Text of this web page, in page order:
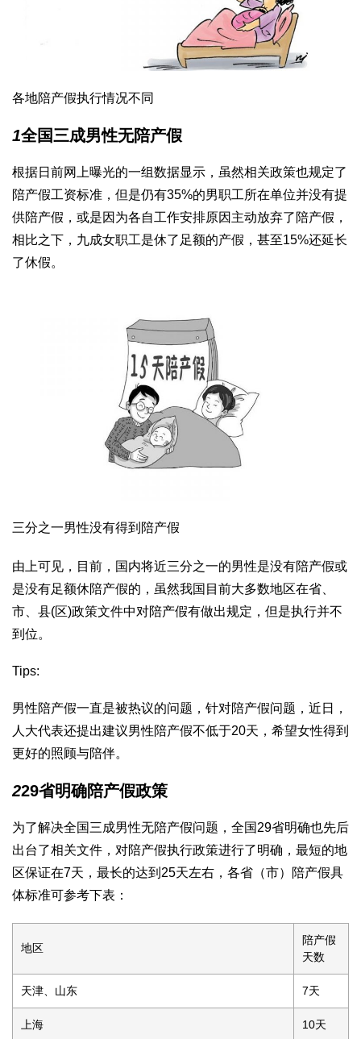
各地陪产假执行情况不同
1全国三成男性无陪产假
根据日前网上曝光的一组数据显示，虽然相关政策也规定了
陪产假工资标准，但是仍有35%的男职工所在单位并没有提
供陪产假，或是因为各自工作安排原因主动放弃了陪产假，
相比之下，九成女职工是休了足额的产假，甚至15%还延长
了休假。
三分之一男性没有得到陪产假
由上可见，目前，国内将近三分之一的男性是没有陪产假或
是没有足额休陪产假的，虽然我国目前大多数地区在省、
市、县(区)政策文件中对陪产假有做出规定，但是执行并不
到位。
Tips:
男性陪产假一直是被热议的问题，针对陪产假问题，近日，
人大代表还提出建议男性陪产假不低于20天，希望女性得到
更好的照顾与陪伴。
229省明确陪产假政策
为了解决全国三成男性无陪产假问题，全国29省明确也先后
出台了相关文件，对陪产假执行政策进行了明确，最短的地
区保证在7天，最长的达到25天左右，各省（市）陪产假具
体标准可参考下表：
地区
陪产假
天数
天津、山东 7天
上海 10天